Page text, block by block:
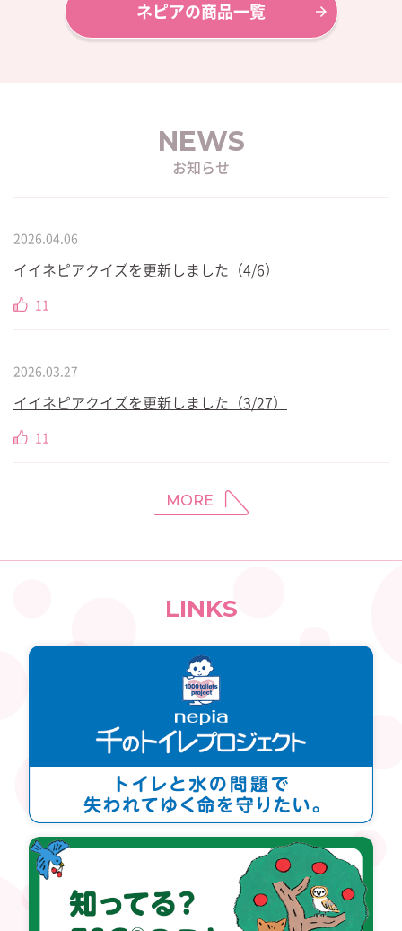
ネピアの商品一覧
NEWS
お知らせ
2026.04.06
イイネピアクイズを更新しました（4/6）
11
2026.03.27
イイネピアクイズを更新しました（3/27）
11
MORE
LINKS